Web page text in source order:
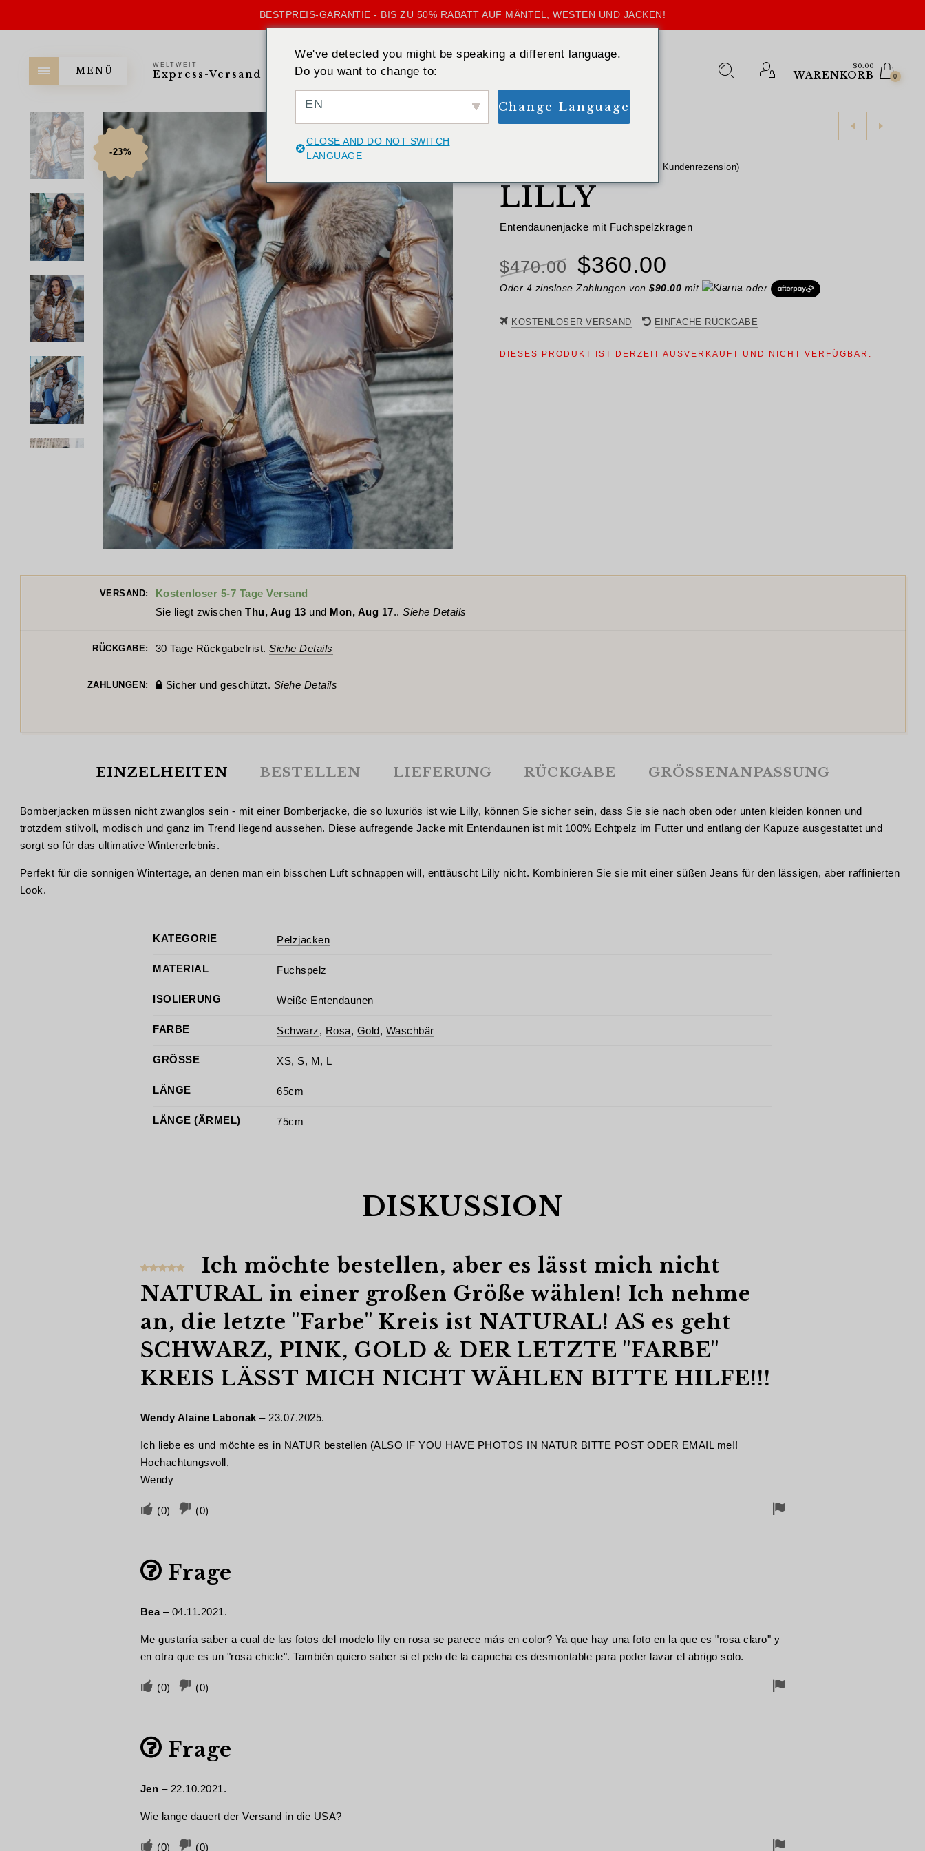
BESTPREIS-GARANTIE - BIS ZU 50% RABATT AUF MÄNTEL, WESTEN UND JACKEN!
MENÜ
WELTWEIT
Express-Versand
$0.00
WARENKORB 0
-23%
ZURÜCK
Bewertet
mit
5.00
basierend
1
Kundenrezension)
LILLY
Entendaunenjacke mit Fuchspelzkragen
$470.00
Ursprünglicher
Preis
$470.00
$360.00
Preis
$360.00.
Oder 4 zinslose Zahlungen von$90.00 mit oder
KOSTENLOSER VERSAND EINFACHE RÜCKGABE
DIESES PRODUKT IST DERZEIT AUSVERKAUFT UND NICHT VERFÜGBAR.
VERSAND:
Kostenloser 5-7 Tage Versand
Sie liegt zwischen Thu, Aug 13 und Mon, Aug 17.. Siehe Details
RÜCKGABE: 30 Tage Rückgabefrist. Siehe Details
ZAHLUNGEN: Sicher und geschützt. Siehe Details
EINZELHEITEN BESTELLEN LIEFERUNG RÜCKGABE GRÖSSENANPASSUNG
Bomberjacken müssen nicht zwanglos sein - mit einer Bomberjacke, die so luxuriös ist wie Lilly, können Sie sicher sein, dass Sie sie nach oben oder unten kleiden können und
trotzdem stilvoll, modisch und ganz im Trend liegend aussehen. Diese aufregende Jacke mit Entendaunen ist mit 100% Echtpelz im Futter und entlang der Kapuze ausgestattet und
sorgt so für das ultimative Wintererlebnis.
Perfekt für die sonnigen Wintertage, an denen man ein bisschen Luft schnappen will, enttäuscht Lilly nicht. Kombinieren Sie sie mit einer süßen Jeans für den lässigen, aber raffinierten
Look.
KATEGORIE Pelzjacken
MATERIAL Fuchspelz
ISOLIERUNG Weiße Entendaunen
FARBE Schwarz, Rosa, Gold, Waschbär
GRÖSSE XS, S, M, L
LÄNGE 65cm
LÄNGE (ÄRMEL) 75cm
DISKUSSION
mit5
von
5
Ich möchte bestellen, aber es lässt mich nicht
NATURAL in einer großen Größe wählen! Ich nehme
an, die letzte "Farbe" Kreis ist NATURAL! AS es geht
SCHWARZ, PINK, GOLD & DER LETZTE "FARBE"
KREIS LÄSST MICH NICHT WÄHLEN BITTE HILFE!!!
Wendy Alaine Labonak– 23.07.2025.
Ich liebe es und möchte es in NATUR bestellen (ALSO IF YOU HAVE PHOTOS IN NATUR BITTE POST ODER EMAIL me!!
Hochachtungsvoll,
Wendy
Stimmen
wenn
hilfreich
(0)
Stimmen
wenn
nicht
war.
(0)
Flagge
Frage
Bea – 04.11.2021.
Me gustaría saber a cual de las fotos del modelo lily en rosa se parece más en color? Ya que hay una foto en la que es "rosa claro" y
en otra que es un "rosa chicle". También quiero saber si el pelo de la capucha es desmontable para poder lavar el abrigo solo.
Stimmen
wenn
hilfreich
(0)
Stimmen
wenn
nicht
(0)
Flagge
Frage
Jen – 22.10.2021.
Wie lange dauert der Versand in die USA?
Stimmen
(0)
Stimmen
(0)
Flagge
We've detected you might be speaking a different language.
Do you want to change to:
EN Change Language
CLOSE AND DO NOT SWITCH
LANGUAGE